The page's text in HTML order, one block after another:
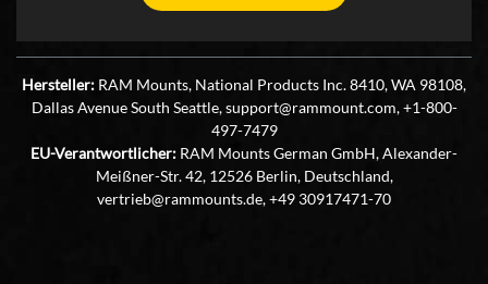
Hersteller: RAM Mounts, National Products Inc. 8410, WA 98108,
Dallas Avenue South Seattle, support@rammount.com, +1-800-
497-7479
EU-Verantwortlicher: RAM Mounts German GmbH, Alexander-
Meißner-Str. 42, 12526 Berlin, Deutschland,
vertrieb@rammounts.de, +49 30917471-70